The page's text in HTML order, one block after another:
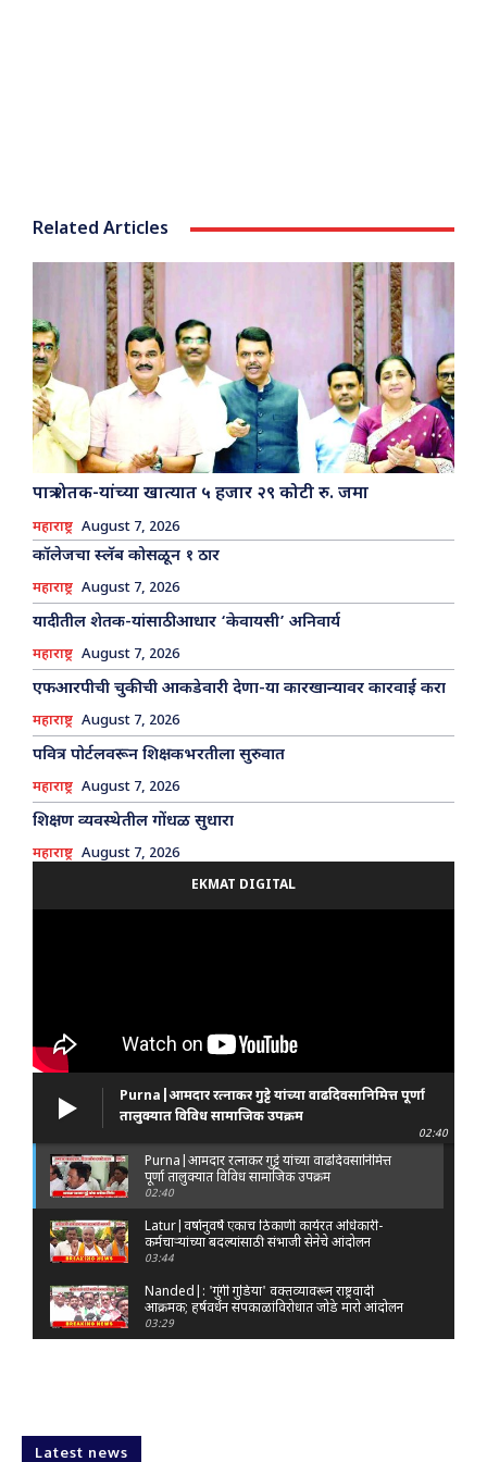
Related Articles
पात्र शेतक-यांच्या खात्यात ५ हजार २९ कोटी रु. जमा
महाराष्ट्र August 7, 2026
कॉलेजचा स्लॅब कोसळून १ ठार
महाराष्ट्र August 7, 2026
यादीतील शेतक-यांसाठी आधार ‘केवायसी’ अनिवार्य
महाराष्ट्र August 7, 2026
एफआरपीची चुकीची आकडेवारी देणा-या कारखान्यावर कारवाई करा
महाराष्ट्र August 7, 2026
पवित्र पोर्टलवरून शिक्षकभरतीला सुरुवात
महाराष्ट्र August 7, 2026
शिक्षण व्यवस्थेतील गोंधळ सुधारा
महाराष्ट्र August 7, 2026
EKMAT DIGITAL
Purna|आमदार रत्नाकर गुट्टे यांच्या वाढदिवसानिमित्त पूर्णा
तालुक्यात विविध सामाजिक उपक्रम
02:40
Purna|आमदार रत्नाकर गुट्टे यांच्या वाढदिवसानिमित्त
पूर्णा तालुक्यात विविध सामाजिक उपक्रम
02:40
Latur|वर्षानुवर्षे एकाच ठिकाणी कार्यरत अधिकारी-
कर्मचाऱ्यांच्या बदल्यांसाठी संभाजी सेनेचे आंदोलन
03:44
Nanded|: 'गुंगी गुडिया' वक्तव्यावरून राष्ट्रवादी
आक्रमक; हर्षवर्धन सपकाळांविरोधात जोडे मारो आंदोलन
03:29
Latest news